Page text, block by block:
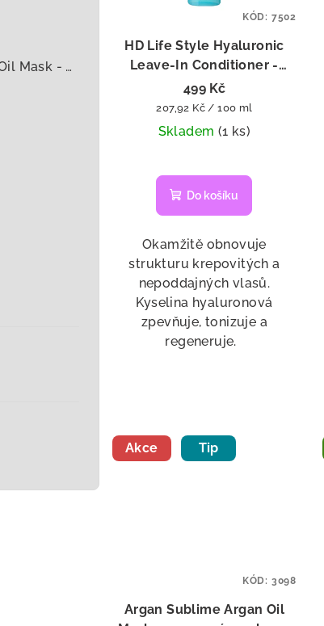
Argan Sublime Argan Oil Mask - arganová maska na vlasy 1000 ml
HD Life Style Hyaluronic
Leave-In Conditioner -
bezoplachový kondicionér
240 ml
499 Kč
Měrná
cena:
207,92 Kč / 100 ml
Skladem (1 ks)
Do košíku
Okamžitě obnovuje
strukturu krepovitých a
nepoddajných vlasů.
Kyselina hyaluronová
zpevňuje, tonizuje a
regeneruje.
KÓD: 7502
Akce Tip
Argan Sublime Argan Oil
KÓD: 3098